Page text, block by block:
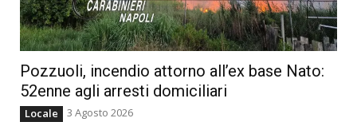
Pozzuoli, incendio attorno all’ex base Nato:
52enne agli arresti domiciliari
Locale 3 Agosto 2026